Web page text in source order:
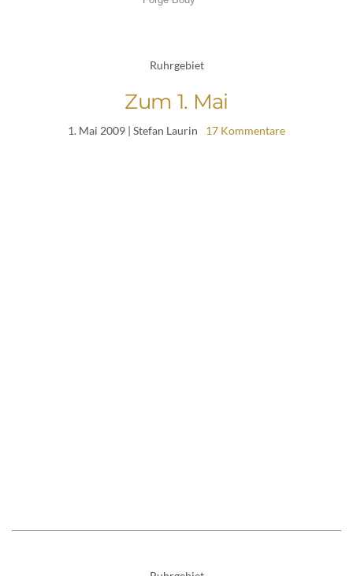
Ruhrgebiet
Zum 1. Mai
1. Mai 2009 | Stefan Laurin 17 Kommentare